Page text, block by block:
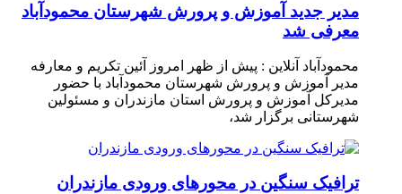
مدیر جدید آموزش و پرورش شهرستان محمودآباد
معرفی شد
محمودآباد آنلاین : پیش از ظهر امروز آئین تکریم و معارفه
مدیر آموزش و پرورش شهرستان محمودآباد با حضور
مدیرکل آموزش و پرورش استان مازندران و مسئولین
شهرستانی برگزار شد،
ترافیک سنگین در محور‌های ورودی مازندران